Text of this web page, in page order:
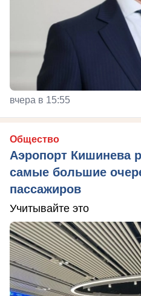
вчера в 15:55
Общество
Аэропорт Кишинева
самые большие
пассажиров
Учитывайте это